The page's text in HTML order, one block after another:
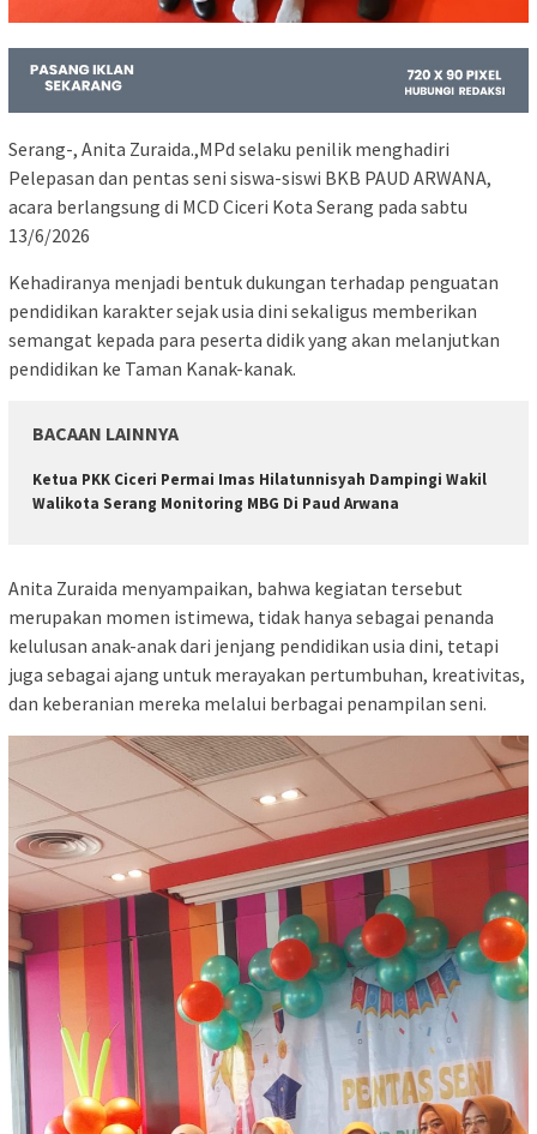
Serang-, Anita Zuraida.,MPd selaku penilik menghadiri
Pelepasan dan pentas seni siswa-siswi BKB PAUD ARWANA,
acara berlangsung di MCD Ciceri Kota Serang pada sabtu
13/6/2026
Kehadiranya menjadi bentuk dukungan terhadap penguatan
pendidikan karakter sejak usia dini sekaligus memberikan
semangat kepada para peserta didik yang akan melanjutkan
pendidikan ke Taman Kanak-kanak.
BACAAN LAINNYA
Ketua PKK Ciceri Permai Imas Hilatunnisyah Dampingi Wakil
Walikota Serang Monitoring MBG Di Paud Arwana
Anita Zuraida menyampaikan, bahwa kegiatan tersebut
merupakan momen istimewa, tidak hanya sebagai penanda
kelulusan anak-anak dari jenjang pendidikan usia dini, tetapi
juga sebagai ajang untuk merayakan pertumbuhan, kreativitas,
dan keberanian mereka melalui berbagai penampilan seni.